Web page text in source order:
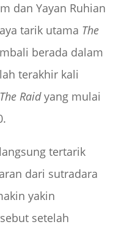
dan Yayan Ruhian
tarik utama The
berada dalam
terakhir kali
The Raidyang mulai
tertarik
dari sutradara
yakin
setelah